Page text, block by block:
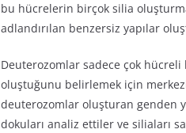
bu hücrelerin birçok silia
adlandırılan benzersiz yapılar
Deuterozomlar sadece çok
oluştuğunu belirlemek için
deuterozomlar oluşturan genden
dokuları analiz ettiler ve siliaları